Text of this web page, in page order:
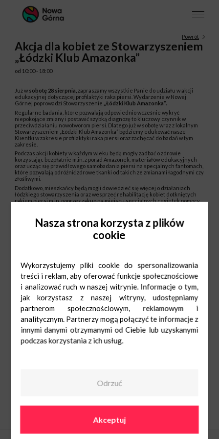
Powrót
Akcja dla kobiet ze Stowarzyszeniem
„Łódzki Klub Amazonka”
od 10:00 - 18:00
Już w sobotę 28 sierpnia, zapraszamy wszystkie Panie do udziału w akcji
edukacyjnej dotyczącej profilaktyki raka piersi. Wydarzenie w Nowej
Górnej poprowadzi Stowarzyszenie „Łódzki Klub Amazonka”.
Regularne badania, które pozwalają odpowiednio wcześnie wykryć
niepokojące zmiany i postawić szybką diagnozę to kluczowy czynnik w
przeciwdziałaniu nowotworom piersi. Dlatego już w sobotę wraz z lokalnym
Stowarzyszeniem „Łódzki Klub Amazonka” będziemy edukować nasze
Klientki w zakresie profilaktyki raka piersi oraz zachęcać do badań w tym
zakresie.
Podczas akcji kobiety w każdym wieku będą mogły zadbać o zdrowie
korzystając bezpłatnie m.in. z porad Amazonek, materiałów edukacyjnych
oraz ucząc się prawidłowego samobadania piersi na specjalnych fantomach,
które pozwalają odróżnić zdrowe tkanki od takich ze zmianami łagodnymi czy
złośliwymi.
Dodatkowo, mieszkańcy będą mogli dowiedzieć się więcej o działaniach
łódzkiego stowarzyszenia oraz wesprzeć rehabilitację kobiet dotkniętych
rakiem piersi m.in. poprzez zakup na miejscu specjalnych cegiełek pomocy
Lokalnych Inicjatyw Społecznych.
będą stacjonować przy stoisku PLIS obok
Nasza strona korzysta z plików
cookie
Wykorzystujemy pliki cookie do spersonalizowania
treści i reklam, aby oferować funkcje społecznościowe
i analizować ruch w naszej witrynie. Informacje o tym,
jak korzystasz z naszej witryny, udostępniamy
partnerom społecznościowym, reklamowym i
analitycznym. Partnerzy mogą połączyć te informacje z
innymi danymi otrzymanymi od Ciebie lub uzyskanymi
podczas korzystania z ich usług.
Odrzuć
Akceptuj